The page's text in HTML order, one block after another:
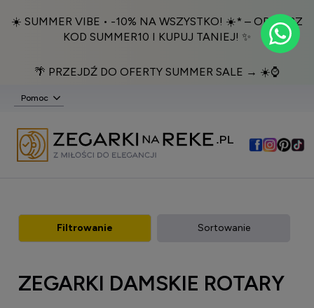
☀️ SUMMER VIBE • -10% NA WSZYSTKO! ☀️* – ODBIERZ
KOD SUMMER10 I KUPUJ TANIEJ! ✨
🌴 PRZEJDŹ DO OFERTY SUMMER SALE → ☀️⌚️
Pomoc
Filtrowanie Sortowanie
ZEGARKI DAMSKIE ROTARY